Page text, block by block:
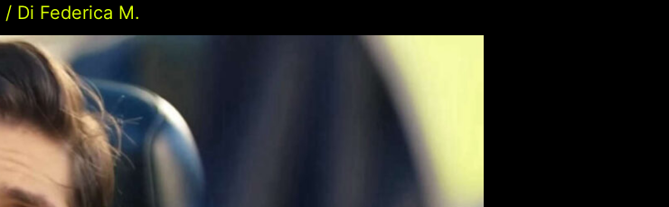
/ Di Federica M.